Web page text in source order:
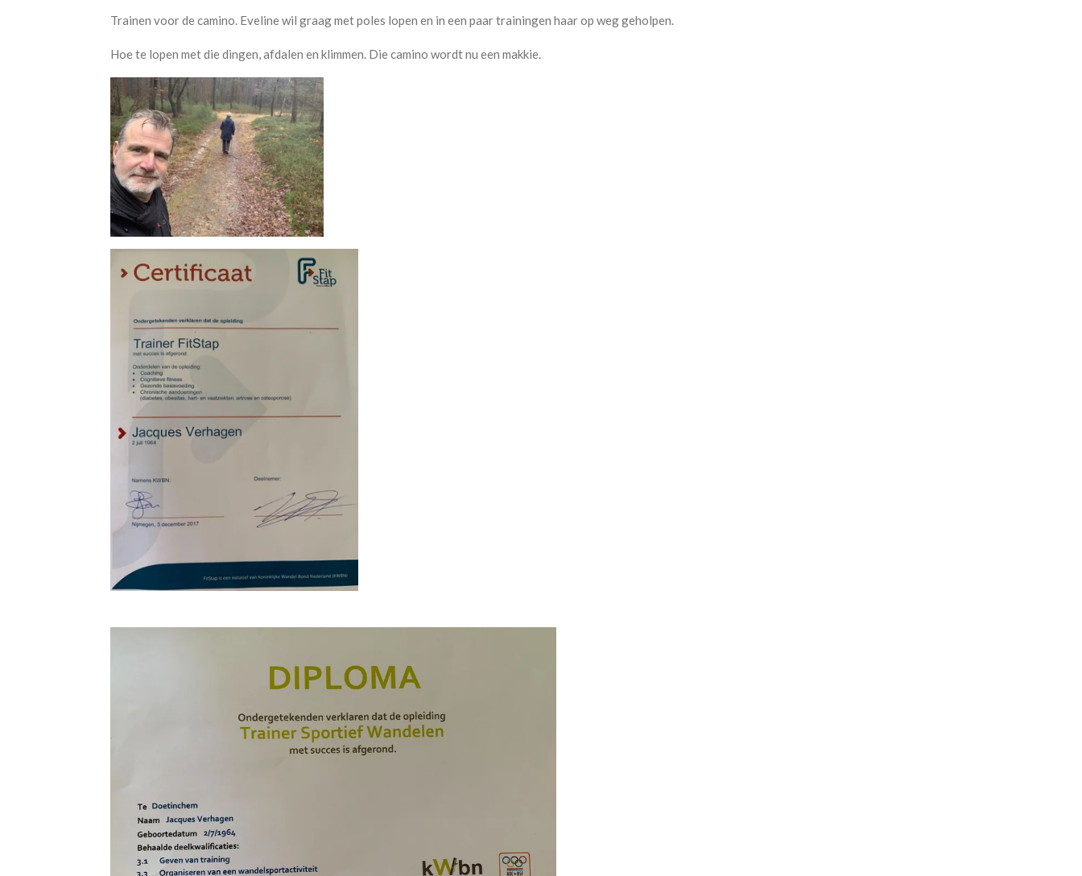
Trainen voor de camino. Eveline wil graag met poles lopen en in een paar trainingen haar op weg geholpen.
Hoe te lopen met die dingen, afdalen en klimmen. Die camino wordt nu een makkie.